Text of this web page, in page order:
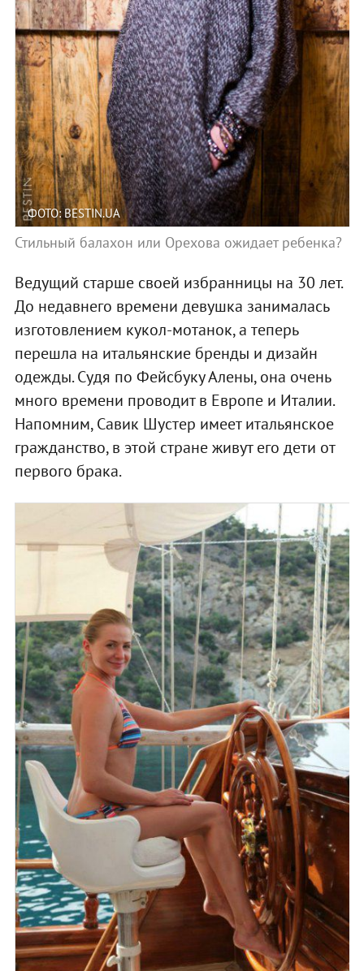
ФОТО: BESTIN.UA
Стильный балахон или Орехова ожидает ребенка?
Ведущий старше своей избранницы на 30 лет.
До недавнего времени девушка занималась
изготовлением кукол-мотанок, а теперь
перешла на итальянские бренды и дизайн
одежды. Судя по Фейсбуку Алены, она очень
много времени проводит в Европе и Италии.
Напомним, Савик Шустер имеет итальянское
гражданство, в этой стране живут его дети от
первого брака.